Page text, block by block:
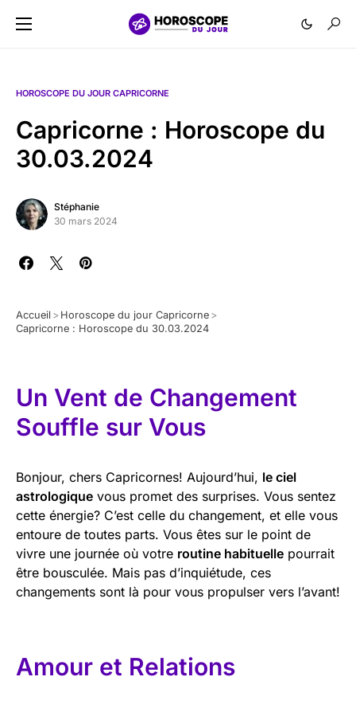
HOROSCOPE DU JOUR CAPRICORNE
Capricorne : Horoscope du
30.03.2024
Stéphanie
30 mars 2024
Accueil > Horoscope du jour Capricorne >
Capricorne : Horoscope du 30.03.2024
Un Vent de Changement
Souffle sur Vous
Bonjour, chers Capricornes! Aujourd’hui, le ciel
astrologique vous promet des surprises. Vous sentez
cette énergie? C’est celle du changement, et elle vous
entoure de toutes parts. Vous êtes sur le point de
vivre une journée où votre routine habituelle pourrait
être bousculée. Mais pas d’inquiétude, ces
changements sont là pour vous propulser vers l’avant!
Amour et Relations